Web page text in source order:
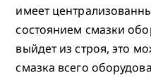
имеет
состоянием смазки
выйдет из строя, это
смазка всего